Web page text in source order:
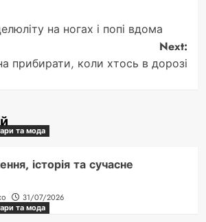
на ногах і попі вдома
Next:
прибирати, коли хтось в дорозі
та мода
історія та сучасне
31/07/2026
та мода